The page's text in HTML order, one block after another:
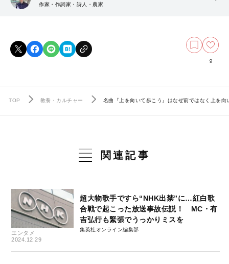
作家・作詞家・詩人・農家
9
TOP 教養・カルチャー 名曲『上を向いて歩こう』はなぜ前ではなく上を
関連記事
エンタメ
2024.12.29
超大物歌手ですら“NHK出禁”に…紅白歌
合戦で起こった放送事故伝説！ MC・有
吉弘行も緊張でうっかりミスを
集英社オンライン編集部